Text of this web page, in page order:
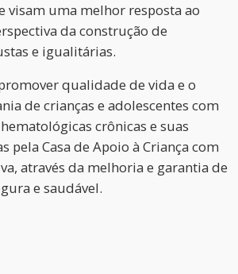
visam uma melhor resposta ao
da construção de
e igualitárias.
qualidade de vida e o
de crianças e adolescentes com
crônicas e suas
pela Casa de Apoio à Criança com
através da melhoria e garantia de
e saudável.